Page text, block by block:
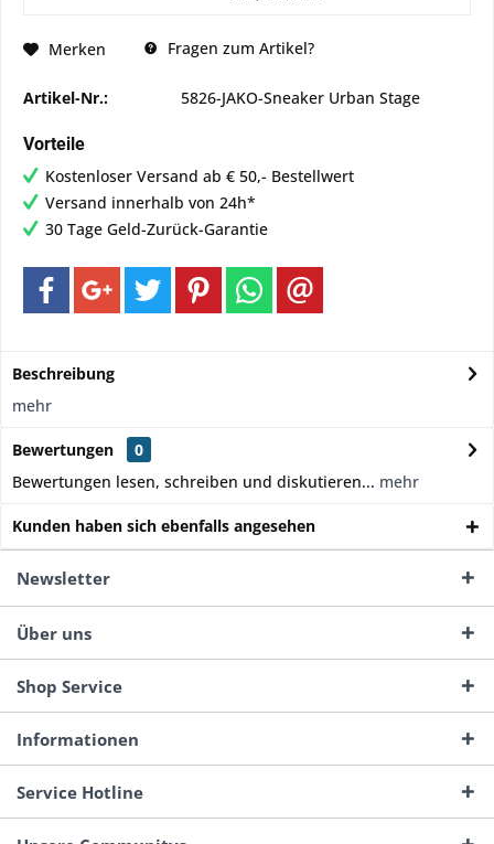
Merken Fragen zum Artikel?
Artikel-Nr.: 5826-JAKO-Sneaker Urban Stage
Vorteile
Kostenloser Versand ab € 50,- Bestellwert
Versand innerhalb von 24h*
30 Tage Geld-Zurück-Garantie
Beschreibung
mehr
Bewertungen
0
Bewertungen lesen, schreiben und diskutieren... mehr
Kunden haben sich ebenfalls angesehen
Newsletter
Über uns
Shop Service
Informationen
Service Hotline